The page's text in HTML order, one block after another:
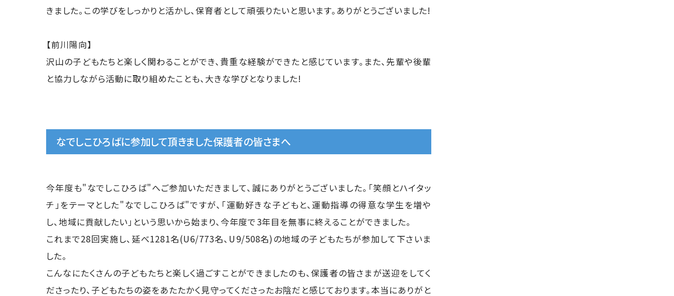
きました。この学びをしっかりと活かし、保育者として頑張りたいと思います。ありがとうございました!
【前川陽向】
沢山の子どもたちと楽しく関わることができ、貴重な経験ができたと感じています。また、先輩や後輩
と協力しながら活動に取り組めたことも、大きな学びとなりました!
なでしこひろばに参加して頂きました保護者の皆さまへ
今年度も"なでしこひろば"へご参加いただきまして、誠にありがとうございました。「笑顔とハイタッ
チ」をテーマとした"なでしこひろば"ですが、「運動好きな子どもと、運動指導の得意な学生を増や
し、地域に貢献したい」という思いから始まり、今年度で3年目を無事に終えることができました。
これまで28回実施し、延べ1281名(U6/773名、U9/508名)の地域の子どもたちが参加して下さいま
した。
こんなにたくさんの子どもたちと楽しく過ごすことができましたのも、保護者の皆さまが送迎をしてく
ださったり、子どもたちの姿をあたたかく見守ってくださったお陰だと感じております。本当にありがと